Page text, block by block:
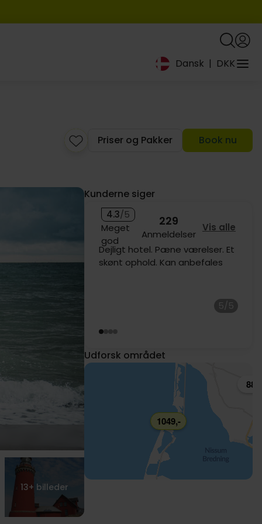
Dansk | DKK
Priser og Pakker Book nu
13+ billeder
Kunderne siger
4.3/5
Meget
god
229
Anmeldelser
Vis alle
Godt hotel, fremragende mad..
5/5
Udforsk området
799,-
1049,-